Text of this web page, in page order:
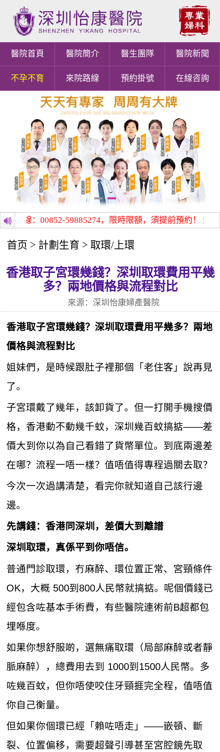
醫院首頁 醫院簡介 醫生團隊 醫院新聞
不孕不育 來院路線 預約掛號 在線咨詢
2
熱線：00852-59885274，限時限額，須提前預約！ 深圳
首页 > 計劃生育 > 取環/上環
香港取子宮環幾錢？深圳取環費用平幾
多？兩地價格與流程對比
來源：深圳怡康婦產醫院
香港取子宮環幾錢？深圳取環費用平幾多？兩地
價格與流程對比
姐妹們，是時候跟肚子裡那個「老住客」說再見
了。
子宮環戴了幾年，該卸貨了。但一打開手機搜價
格，香港動不動幾千蚊，深圳幾百蚊搞掂——差
價大到你以為自己看錯了貨幣單位。到底兩邊差
在哪？流程一唔一樣？值唔值得專程過關去取？
今次一次過講清楚，看完你就知道自己該行邊
邊。
先講錢：香港同深圳，差價大到離譜
深圳取環，真係平到你唔信。
普通門診取環，冇麻醉、環位置正常、宮頸條件
OK，大概 500到800人民幣就搞掂。呢個價錢已
經包含咗基本手術費，有些醫院連術前B超都包
埋喺度。
如果你想舒服啲，選無痛取環（局部麻醉或者靜
脈麻醉），總費用去到 1000到1500人民幣。多
咗幾百蚊，但你唔使咬住牙頸捱完全程，值唔值
你自己衡量。
但如果你個環已經「賴咗唔走」——嵌頓、斷
裂、位置偏移，需要超聲引導甚至宮腔鏡先取